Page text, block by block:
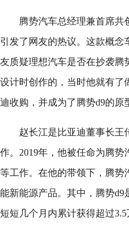
腾势汽车总经理兼首席共
引发了网友的热议。这款概念
友质疑理想汽车是否在抄袭腾
设计时创作的，当时他就有了
迪收购，并成为了腾势d9的原
赵长江是比亚迪董事长王
作。2019年，他被任命为腾
等工作。在他的带领下，腾势
能新能源产品。其中，腾势d9
短短几个月内累计获得超过3.5